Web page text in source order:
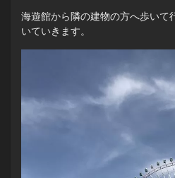
海遊館から隣の建物の方へ歩いて
いていきます。